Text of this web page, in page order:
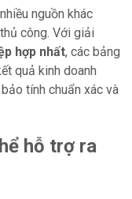
nguồn khác
công. Với giải
hợp nhất, các bảng
quả kinh doanh
tính chuẩn xác và
hỗ trợ ra